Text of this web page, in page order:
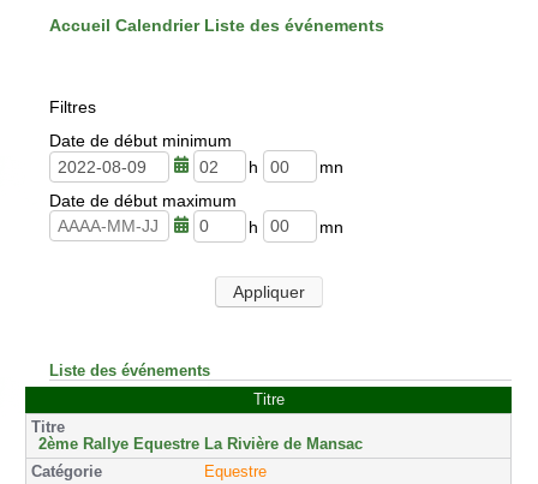
Accueil Calendrier Liste des événements
Filtres
Date de début minimum
h
e
u
r
i
n
u
e
s
Date de début maximum
n
u
Appliquer
Liste des événements
Titre
2ème Rallye Equestre La Rivière de Mansac
Equestre